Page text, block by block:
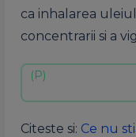
ca inhalarea
concentrarii si a
Citeste si: Ce nu